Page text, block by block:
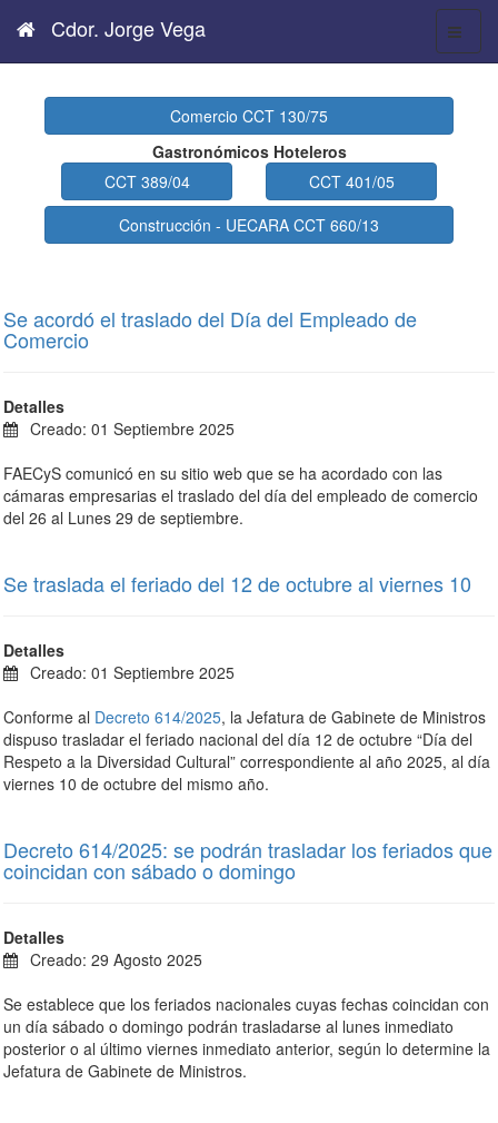
Cdor. Jorge Vega
Comercio CCT 130/75
Gastronómicos Hoteleros
CCT 389/04
CCT 401/05
Construcción - UECARA CCT 660/13
Se acordó el traslado del Día del Empleado de
Comercio
Detalles
Creado: 01 Septiembre 2025
FAECyS comunicó en su sitio web que se ha acordado con las
cámaras empresarias el traslado del día del empleado de comercio
del 26 al Lunes 29 de septiembre.
Se traslada el feriado del 12 de octubre al viernes 10
Detalles
Creado: 01 Septiembre 2025
Conforme al Decreto 614/2025, la Jefatura de Gabinete de Ministros
dispuso trasladar el feriado nacional del día 12 de octubre “Día del
Respeto a la Diversidad Cultural” correspondiente al año 2025, al día
viernes 10 de octubre del mismo año.
Decreto 614/2025: se podrán trasladar los feriados que
coincidan con sábado o domingo
Detalles
Creado: 29 Agosto 2025
Se establece que los feriados nacionales cuyas fechas coincidan con
un día sábado o domingo podrán trasladarse al lunes inmediato
posterior o al último viernes inmediato anterior, según lo determine la
Jefatura de Gabinete de Ministros.